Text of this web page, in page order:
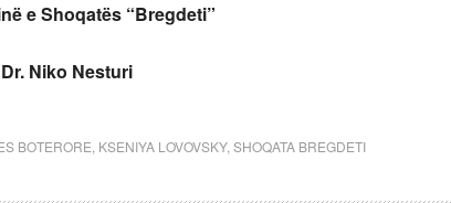
e Shoqatës “Bregdeti”
Dr. Niko Nesturi
BOTERORE KSENIYA LOVOVSKY, SHOQATA BREGDETI